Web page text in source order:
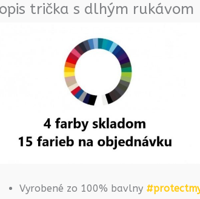
trička s dlhým rukávom
Vyrobené zo 100% bavlny